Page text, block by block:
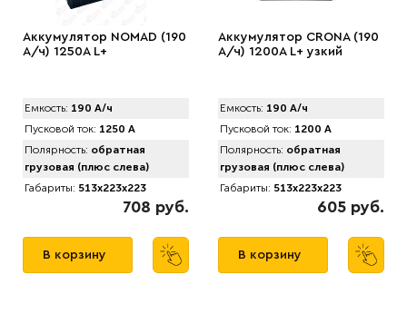
Аккумулятор NOMAD (190
А/ч) 1250A L+
Емкость: 190 А/ч
Пусковой ток: 1250 А
Полярность: обратная
грузовая (плюс слева)
Габариты: 513x223x223
708 руб.
В корзину
Аккумулятор CRONA (190
А/ч) 1200A L+ узкий
Емкость: 190 А/ч
Пусковой ток: 1200 А
Полярность: обратная
грузовая (плюс слева)
Габариты: 513x223x223
605 руб.
В корзину